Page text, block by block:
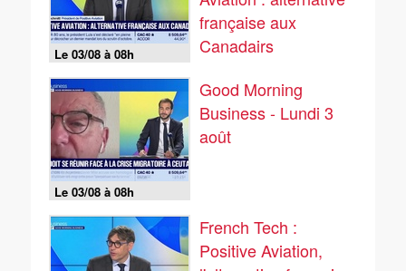
Le 03/08 à 08h
française aux
Canadairs
Le 03/08 à 08h
Good Morning
Business - Lundi 3
août
French Tech :
Positive Aviation,